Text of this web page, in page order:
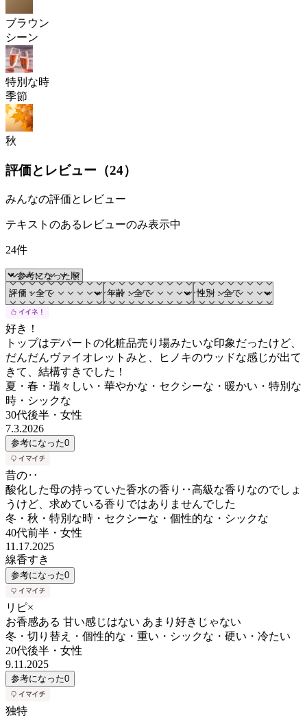
ブラウン
シーン
特別な時
季節
秋
評価とレビュー（24）
みんなの評価とレビュー
テキストのあるレビューのみ表示中
24件
好き！
トップはデパートの化粧品売り場みたいな印象だったけど、
だんだんヴァイオレットみと、ヒノキのウッドな感じが出て
きて、結構すきでした！
夏・春・瑞々しい・華やかな・セクシーな・暖かい・特別な
時・シックな
30代後半 ・ 女性
7.3.2026
参考になった0
昔の‥
酸化した母の持っていた香水の香り‥高級な香りなのでしょ
うけど、求めている香りではありませんでした
冬・秋・特別な時・セクシーな・個性的な・シックな
40代前半 ・ 女性
11.17.2025
線香すき
参考になった0
リピ×
お香感ある 甘い感じはない あまり好きじゃない
冬・切り替え・個性的な・重い・シックな・硬い・冷たい
20代後半 ・ 女性
9.11.2025
参考になった0
独特